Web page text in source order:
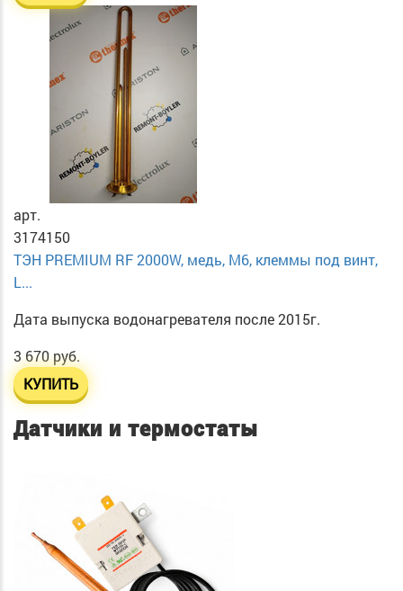
арт.
3174150
ТЭН PREMIUM RF 2000W, медь, М6, клеммы под винт,
L...
Дата выпуска водонагревателя после 2015г.
3 670 руб.
КУПИТЬ
Датчики и термостаты